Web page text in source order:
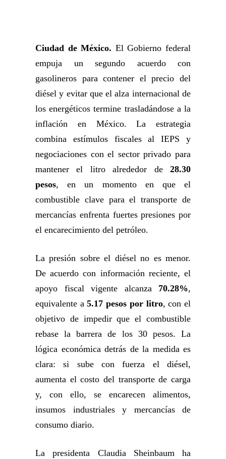
Ciudad de México. El Gobierno federal
empuja un segundo acuerdo con
gasolineros para contener el precio del
diésel y evitar que el alza internacional de
los energéticos termine trasladándose a la
inflación en México. La estrategia
combina estímulos fiscales al IEPS y
negociaciones con el sector privado para
mantener el litro alrededor de 28.30
pesos, en un momento en que el
combustible clave para el transporte de
mercancías enfrenta fuertes presiones por
el encarecimiento del petróleo.
La presión sobre el diésel no es menor.
De acuerdo con información reciente, el
apoyo fiscal vigente alcanza 70.28%,
equivalente a5.17 pesos por litro, con el
objetivo de impedir que el combustible
rebase la barrera de los 30 pesos. La
lógica económica detrás de la medida es
clara: si sube con fuerza el diésel,
aumenta el costo del transporte de carga
y, con ello, se encarecen alimentos,
insumos industriales y mercancías de
consumo diario.
La presidenta Claudia Sheinbaum ha